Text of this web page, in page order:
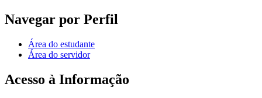
Navegar por Perfil
Área do estudante
Área do servidor
Acesso à Informação